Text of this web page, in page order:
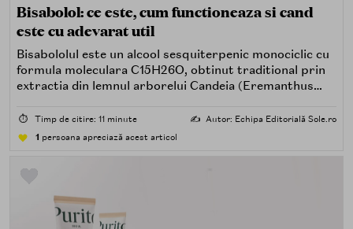
Bisabolol: ce este, cum functioneaza si cand
este cu adevarat util
Bisabololul este un alcool sesquiterpenic monociclic cu
formula moleculara C15H26O, obtinut traditional prin
extractia din lemnul arborelui Candeia (Eremanthus
cale biochimica. In nomenclatura INCI apare ca
Bisabolol sau Alpha-Bisabolol, ultima denumire indicand
⏱️ Timp de citire: 11 minute ✍️ Autor: Echipa Editorială Sole.ro
1 persoana apreciază acest articol